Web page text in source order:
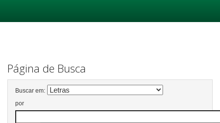
Página de Busca
Buscar em:
por